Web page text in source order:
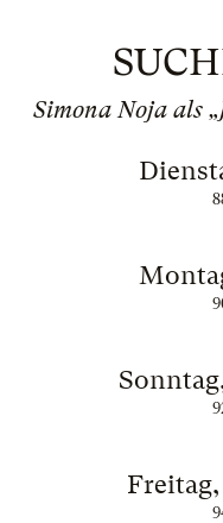
Simona Noja als
Freitag,